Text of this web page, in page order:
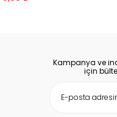
Kampanya ve
için